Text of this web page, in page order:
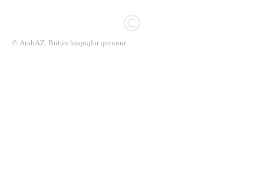
© ArabAZ. Bütün hüquqlar qorunur.